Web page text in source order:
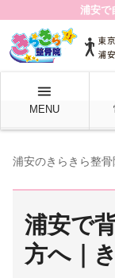
浦安で
menu
MENU
浦安のきらきら整
浦安で
方へ｜